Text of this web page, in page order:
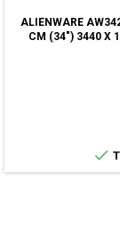
ALIENWARE
CM (34") 3440 X
